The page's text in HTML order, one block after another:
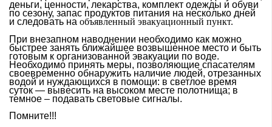
деньги, ценности, лекарства, комплект одежды и обуви
по сезону, запас продуктов питания на несколько дней
и следовать на объявленный эвакуационный пункт.
При внезапном наводнении необходимо как можно
быстрее занять ближайшее возвышенное место и быть
готовым к организованной эвакуации по воде.
Необходимо принять меры, позволяющие спасателям
своевременно обнаружить наличие людей, отрезанных
водой и нуждающихся в помощи: в светлое время
суток — вывесить на высоком месте полотнища; в
темное – подавать световые сигналы.
Помните!!!